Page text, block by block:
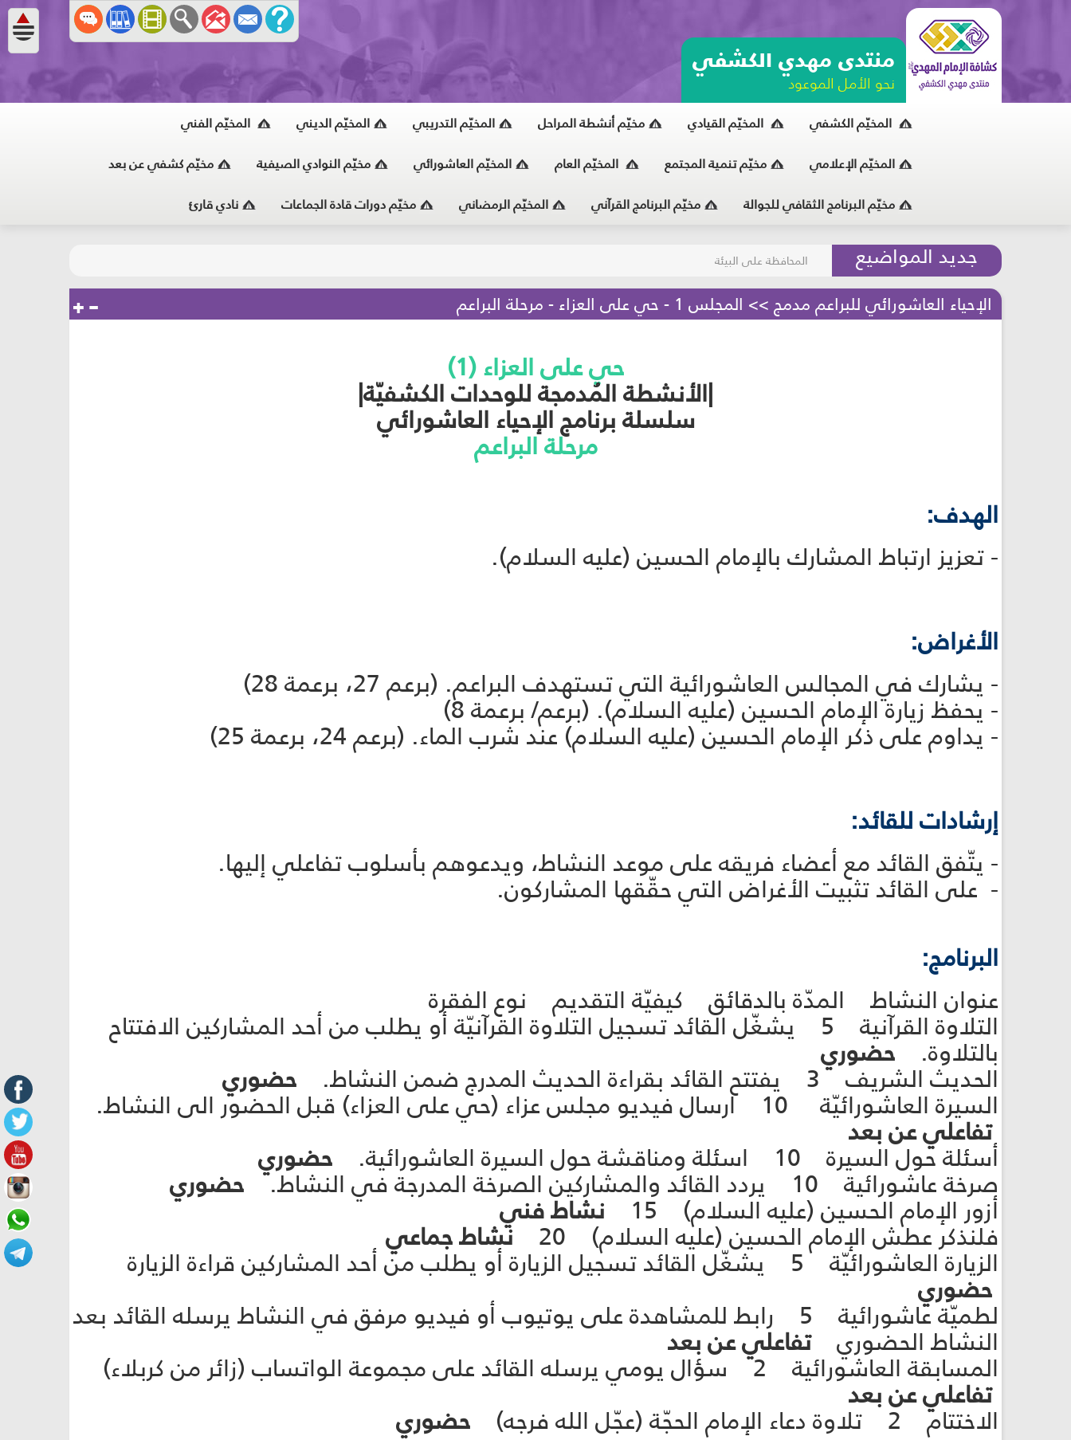
منتدى مهدي الكشفي
نحو الأمل الموعود
المخيّم الكشفي المخيّم القيادي مخيّم أنشطة المراحل المخيّم التدريبي المخيّم الديني المخيّم الفني
المخيّم الإعلامي مخيّم تنمية المجتمع المخيّم العام المخيّم العاشورائي مخيّم النوادي الصيفية مخيّم كشفي عن بعد
مخيّم البرنامج الثقافي للجوالة مخيّم البرنامج القرآني المخيّم الرمضاني مخيّم دورات قادة الجماعات نادي قارئ
جديد المواضيع
مسابقة الركب الحسينيّ
المحافظة على البيئة
الإحياء العاشورائي للبراعم مدمج >> المجلس 1 - حي على العزاء - مرحلة البراعم
حي على العزاء (1)
|الأنشطة المُدمجة للوحدات الكشفيّة|
سلسلة برنامج الإحياء العاشورائي
مرحلة البراعم
الهدف:
- تعزيز ارتباط المشارك بالإمام الحسين (عليه السلام).
الأغراض:
- يشارك في المجالس العاشورائية التي تستهدف البراعم. (برعم 27، برعمة 28)
- يحفظ زيارة الإمام الحسين (عليه السلام). (برعم/ برعمة 8)
- يداوم على ذكر الإمام الحسين (عليه السلام) عند شرب الماء. (برعم 24، برعمة 25)
إرشادات للقائد:
- يتّفق القائد مع أعضاء فريقه على موعد النشاط، ويدعوهم بأسلوب تفاعلي إليها.
- على القائد تثبيت الأغراض التي حقّقها المشاركون.
البرنامج:
عنوان النشاط المدّة بالدقائق كيفيّة التقديم نوع الفقرة
التلاوة القرآنية 5 يشغّل القائد تسجيل التلاوة القرآنيّة أو يطلب من أحد المشاركين الافتتاح
بالتلاوة. حضوري
الحديث الشريف 3 يفتتح القائد بقراءة الحديث المدرج ضمن النشاط. حضوري
السيرة العاشورائيّة 10 ارسال فيديو مجلس عزاء (حي على العزاء) قبل الحضور الى النشاط.
تفاعلي عن بعد
أسئلة حول السيرة 10 اسئلة ومناقشة حول السيرة العاشورائية. حضوري
صرخة عاشورائية 10 يردد القائد والمشاركين الصرخة المدرجة في النشاط. حضوري
أزور الإمام الحسين (عليه السلام) 15 نشاط فني
فلنذكر عطش الإمام الحسين (عليه السلام) 20 نشاط جماعي
الزيارة العاشورائيّة 5 يشغّل القائد تسجيل الزيارة أو يطلب من أحد المشاركين قراءة الزيارة
حضوري
لطميّة عاشورائية 5 رابط للمشاهدة على يوتيوب أو فيديو مرفق في النشاط يرسله القائد بعد
النشاط الحضوري تفاعلي عن بعد
المسابقة العاشورائية 2 سؤال يومي يرسله القائد على مجموعة الواتساب (زائر من كربلاء)
تفاعلي عن بعد
الاختتام 2 تلاوة دعاء الإمام الحجّة (عجّل الله فرجه)
حضوري